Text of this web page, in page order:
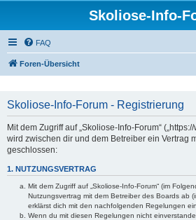
Skoliose-Info-
FAQ
Foren-Übersicht
Skoliose-Info-Forum - Registrierung
Mit dem Zugriff auf „Skoliose-Info-Forum“
wird zwischen dir und dem Betreiber ein Vertrag
geschlossen:
1. NUTZUNGSVERTRAG
Mit dem Zugriff auf „Skoliose-Info-Forum“ (im
Nutzungsvertrag mit dem Betreiber des Boards ab
erklärst dich mit den nachfolgenden Regelungen
Wenn du mit diesen Regelungen nicht